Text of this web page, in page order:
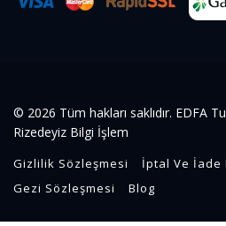
© 2026 Tüm hakları saklıdır. EDFA
Rizedeyiz Bilgi İşlem
Gizlilik Sözleşmesi
İptal Ve İade
Gezi Sözleşmesi
Blog